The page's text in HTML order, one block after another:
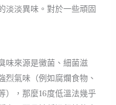
淡淡異味。對於一些頑固
味來源是黴菌、細菌滋
烈氣味（例如腐爛食物、
），那麼16度低溫法幾乎